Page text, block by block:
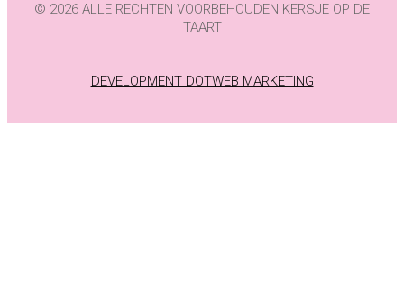
© 2026 ALLE RECHTEN VOORBEHOUDEN KERSJE OP DE
TAART
DEVELOPMENT DOTWEB MARKETING